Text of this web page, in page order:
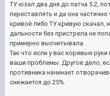
ТУ юзал два дня до патча 5.2,
переставлять и да она
кривой либо ТУ кривую скачал,
дальности без пристрела не
примерно высчитывала.
Так что если у вас корявые
ваши проблемы. Другое дело,
противника начинает
снижается до 25%.